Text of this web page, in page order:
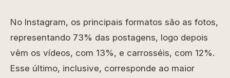
No Instagram, os principais formatos são as fotos,
representando 73% das postagens, logo depois
vêm os vídeos, com 13%, e carrosséis, com 12%.
Esse último, inclusive, corresponde ao maior